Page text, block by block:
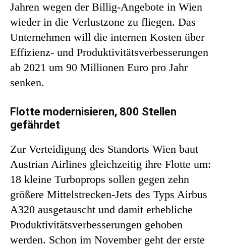
Jahren wegen der Billig-Angebote in Wien
wieder in die Verlustzone zu fliegen. Das
Unternehmen will die internen Kosten über
Effizienz- und Produktivitätsverbesserungen
ab 2021 um 90 Millionen Euro pro Jahr
senken.
Flotte modernisieren, 800 Stellen
gefährdet
Zur Verteidigung des Standorts Wien baut
Austrian Airlines gleichzeitig ihre Flotte um:
18 kleine Turboprops sollen gegen zehn
größere Mittelstrecken-Jets des Typs Airbus
A320 ausgetauscht und damit erhebliche
Produktivitätsverbesserungen gehoben
werden. Schon im November geht der erste